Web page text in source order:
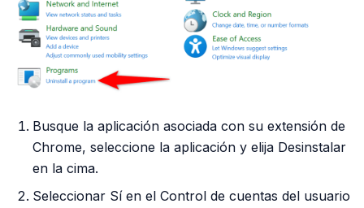
Busque la aplicación asociada con su extensión de
Chrome, seleccione la aplicación y elija Desinstalar
en la cima.
Seleccionar Sí en el Control de cuentas del usuario